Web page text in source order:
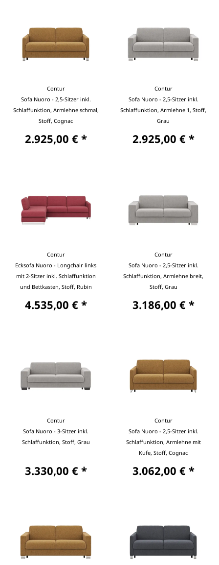
Contur
Sofa Nuoro - 2,5-Sitzer inkl.
Schlaffunktion, Armlehne schmal,
Stoff, Cognac
2.925,00 € *
Contur
Sofa Nuoro - 2,5-Sitzer inkl.
Schlaffunktion, Armlehne 1, Stoff,
Grau
2.925,00 € *
Contur
Ecksofa Nuoro - Longchair links
mit 2-Sitzer inkl. Schlaffunktion
und Bettkasten, Stoff, Rubin
4.535,00 € *
Contur
Sofa Nuoro - 2,5-Sitzer inkl.
Schlaffunktion, Armlehne breit,
Stoff, Grau
3.186,00 € *
Contur
Sofa Nuoro - 3-Sitzer inkl.
Schlaffunktion, Stoff, Grau
3.330,00 € *
Contur
Sofa Nuoro - 2,5-Sitzer inkl.
Schlaffunktion, Armlehne mit
Kufe, Stoff, Cognac
3.062,00 € *